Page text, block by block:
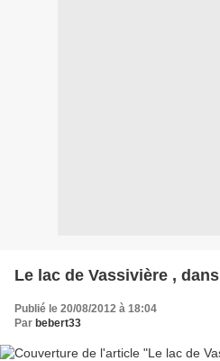
Le lac de Vassivière ,
Publié le 20/08/2012 à 18:04
Par bebert33